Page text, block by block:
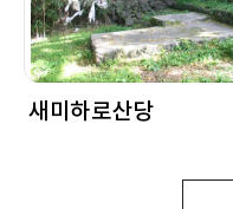
새미하로산당